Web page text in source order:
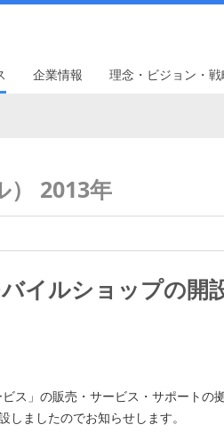
企業情報 理念・ビジョン・戦
） 2013年
イルショップの開
ス」の販売・サービス・サポートの
ましたのでお知らせします。